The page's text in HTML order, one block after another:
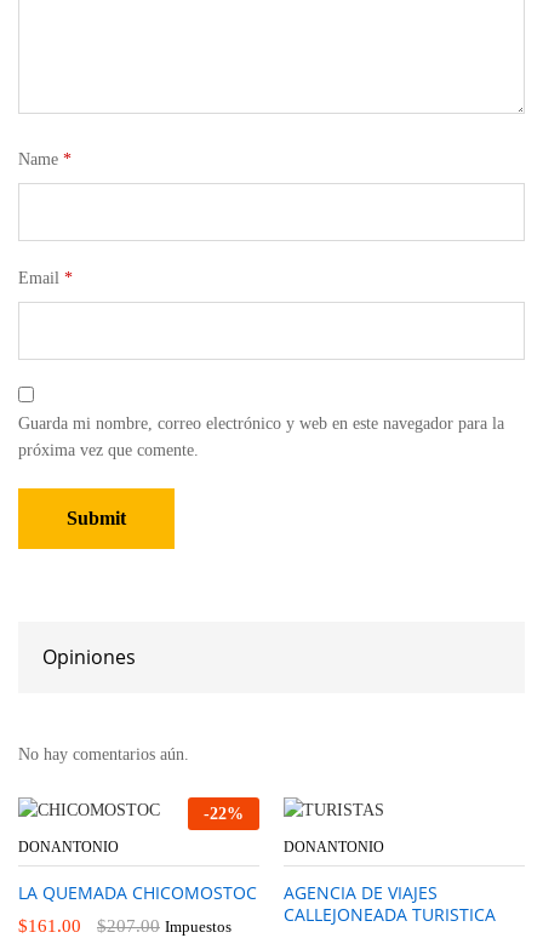
Name *
Email *
Guarda mi nombre, correo electrónico y web en este navegador para la
próxima vez que comente.
Opiniones
No hay comentarios aún.
-22%
DONANTONIO
LA QUEMADA CHICOMOSTOC
$161.00 $207.00 Impuestos
DONANTONIO
AGENCIA DE VIAJES
CALLEJONEADA TURISTICA